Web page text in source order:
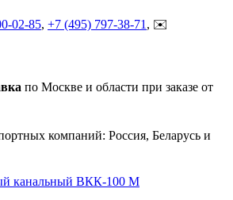
02-85, +7 (495) 797-38-71 , ✉️
по Москве и области при заказе от
компаний: Россия, Беларусь и